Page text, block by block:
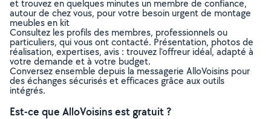
et trouvez en quelques minutes un membre de confiance,
autour de chez vous, pour votre besoin urgent de montage
meubles en kit
Consultez les profils des membres, professionnels ou
particuliers, qui vous ont contacté. Présentation, photos de
réalisation, expertises, avis : trouvez l'offreur idéal, adapté à
votre demande et à votre budget.
Conversez ensemble depuis la messagerie AlloVoisins pour
des échanges sécurisés et efficaces grâce aux outils
intégrés.
Est-ce que AlloVoisins est gratuit ?